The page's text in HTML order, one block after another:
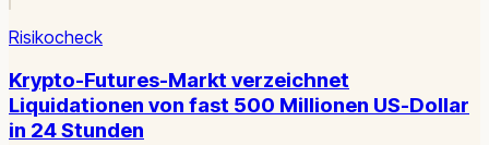
Risikocheck
Krypto-Futures-Markt verzeichnet
Liquidationen von fast 500 Millionen US-Dollar
in 24 Stunden